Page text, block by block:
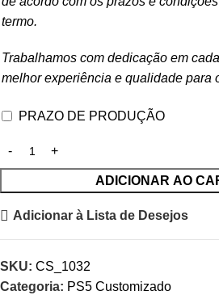
termo.
Trabalhamos com dedicação em
melhor experiência e qualidade para
PRAZO DE PRODUÇÃO
ADICIONAR AO
Adicionar à Lista de Desejos
SKU: CS_1032
Categoria: PS5 Customizado